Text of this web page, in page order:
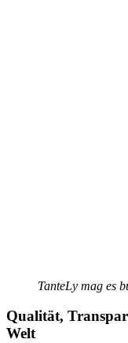
TanteLy mag es
Qualität,
Welt